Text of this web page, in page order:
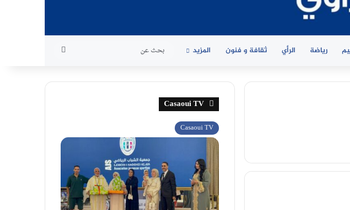
رياضة الرأي ثقافة و فنون المزيد
Casaoui TV
Casaoui TV